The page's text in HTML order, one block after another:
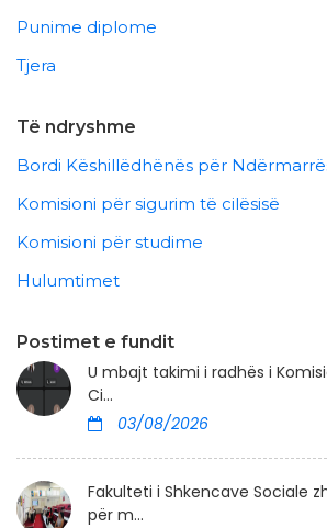
Punime diplome
Tjera
Të ndryshme
Bordi Këshillëdhënës për
Komisioni për sigurim të cilësisë
Komisioni për studime
Hulumtimet
Postimet e fundit
U mbajt takimi i radhës i
Ci...
03/08/2026
Fakulteti i Shkencave Sociale
për m...